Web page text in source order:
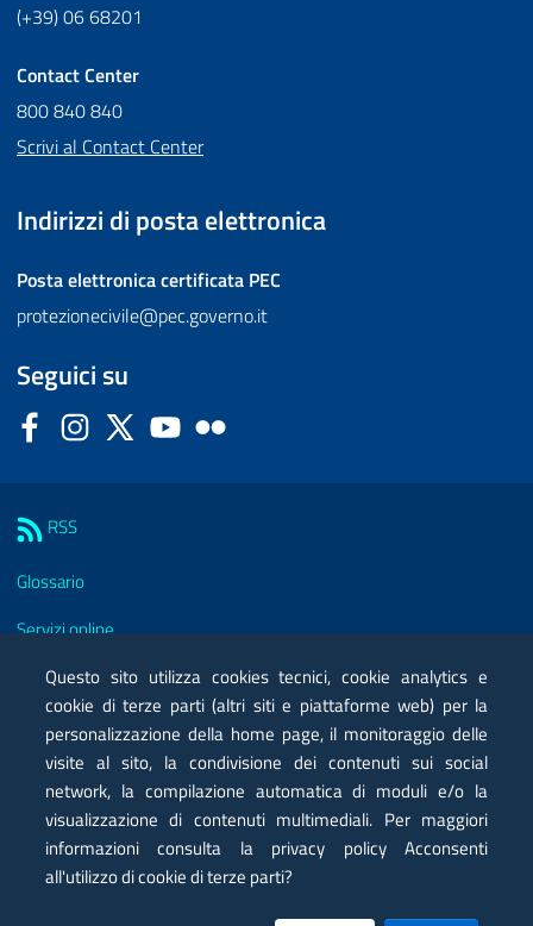
(+39) 06 68201
Contact Center
800 840 840
Scrivi al Contact Center
Indirizzi di posta elettronica
Posta elettronica certificata PEC
protezionecivile@pec.governo.it
Seguici su
FacebookInstagram
Twitter YouTube
RSS
Glossario
Servizi online
Moduli
Posta elettronica certificata PEC
Privacy
Note legali
Contatti
Questo sito utilizza cookies tecnici, cookie analytics e
cookie di terze parti (altri siti e piattaforme web) per la
personalizzazione della home page, il monitoraggio delle
visite al sito, la condivisione dei contenuti sui social
network, la compilazione automatica di moduli e/o la
visualizzazione di contenuti multimediali. Per maggiori
informazioni consulta la privacy policy Acconsenti
all'utilizzo di cookie di terze parti?